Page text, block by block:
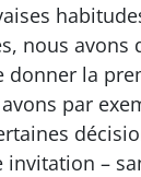
nous avons
donner la
par
invitation –